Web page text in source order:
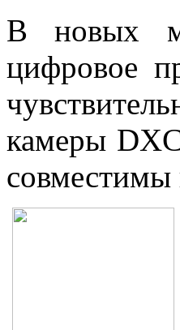
В новых
цифровое
камеры
совместимы